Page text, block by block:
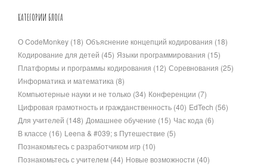
КАТЕГОРИИ БЛОГА
О CodeMonkey (18) Объяснение концепций кодирования (18)
Кодирование для детей (45) Языки программирования (15)
Платформы и программы кодирования (12) Соревнования (25)
Информатика и математика (8)
Компьютерные науки и не только (34) Конференции (7)
Цифровая грамотность и гражданственность (40) EdTech (56)
Для учителей (148) Домашнее обучение (15) Час кода (6)
В классе (16) Leena & #039; s Путешествие (5)
Познакомьтесь с разработчиком игр (10)
Познакомьтесь с учителем (44) Новые возможности (40)